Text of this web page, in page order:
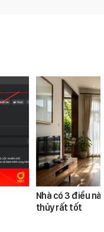
Nhà có 3 điều
thủy rất tốt